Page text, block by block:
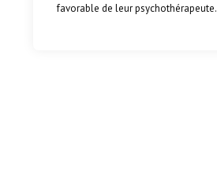
favorable de leur psychothérapeute.